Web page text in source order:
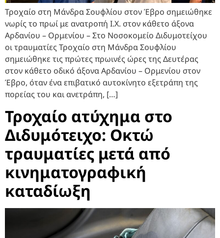
Τροχαίο στη Μάνδρα Σουφλίου στον Έβρο σημειώθηκε
νωρίς το πρωί με ανατροπή Ι.Χ. στον κάθετο άξονα
Αρδανίου – Ορμενίου – Στο Νοσοκομείο Διδυμοτείχου
οι τραυματίες Τροχαίο στη Μάνδρα Σουφλίου
σημειώθηκε τις πρώτες πρωινές ώρες της Δευτέρας
στον κάθετο οδικό άξονα Αρδανίου – Ορμενίου στον
Έβρο, όταν ένα επιβατικό αυτοκίνητο εξετράπη της
πορείας του και ανετράπη, […]
Τροχαίο ατύχημα στο
Διδυμότειχο: Οκτώ
τραυματίες μετά από
κινηματογραφική
καταδίωξη